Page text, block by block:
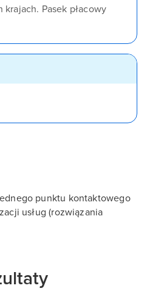
Pasek płacowy
punktu kontaktowego
usług (rozwiązania